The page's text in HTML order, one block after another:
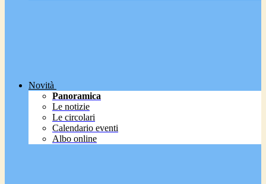
Novità
Panoramica
Le notizie
Le circolari
Calendario eventi
Albo online